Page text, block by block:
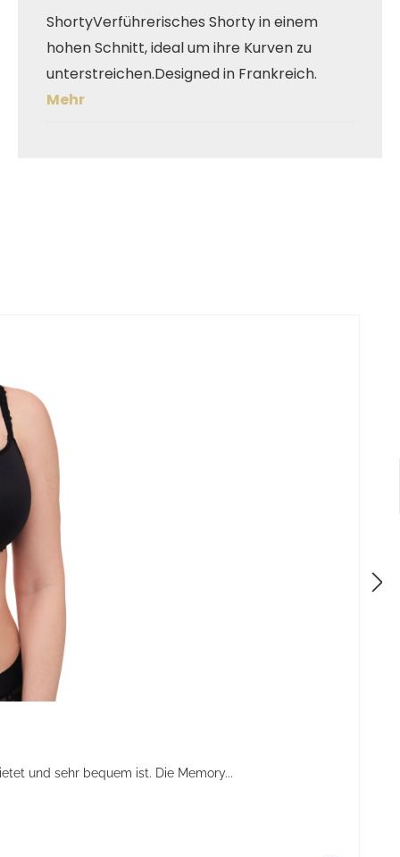
ShortyVerführerisches Shorty in einem
hohen Schnitt, ideal um ihre Kurven zu
unterstreichen.Designed in Frankreich.
Mehr
und sehr bequem ist. Die Memory...